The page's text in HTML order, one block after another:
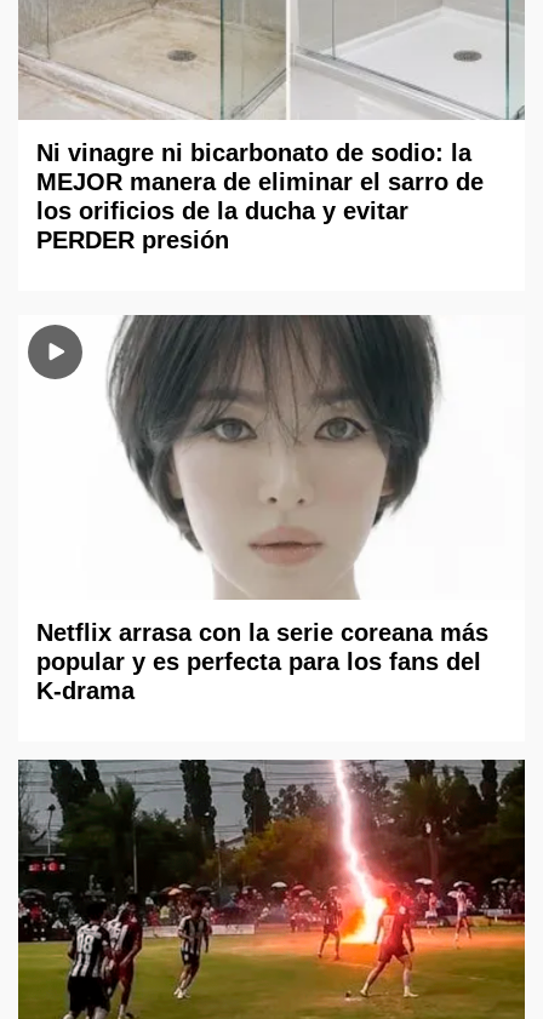
Ni vinagre ni bicarbonato de sodio: la
MEJOR manera de eliminar el sarro de
los orificios de la ducha y evitar
PERDER presión
Netflix arrasa con la serie coreana más
popular y es perfecta para los fans del
K-drama